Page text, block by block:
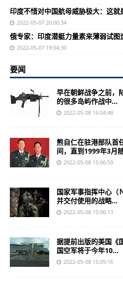
印度不惜对中国航母威胁极大：这就
2022-05-07 20:00:34
俄专家：印度潜艇力量素来薄弱试
2022-05-07 19:04:30
要闻
早在朝鲜战争之前，
的很多岛屿作战中...
2022-05-08 16:04:48
熊自仁在驻港部队首
间，直到1999年3月
2022-05-08 15:06:59
国家军事指挥中心（
并交付使用的战略...
2022-05-08 15:06:13
据提前出版的美国《
国空军将于今年10...
2022-05-08 15:05:16